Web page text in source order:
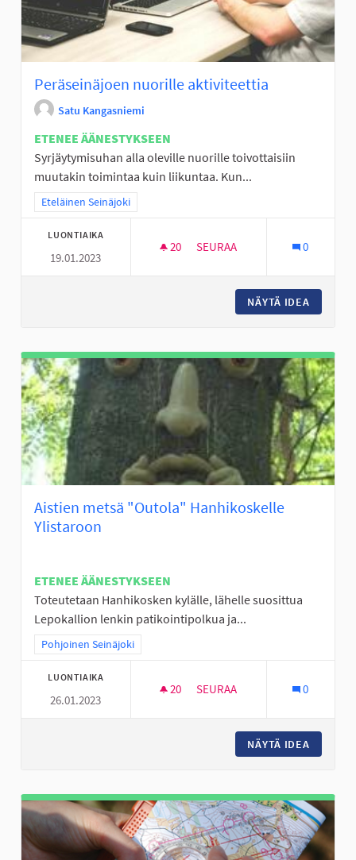
Peräseinäjoen nuorille aktiviteettia
Satu Kangasniemi
ETENEE ÄÄNESTYKSEEN
Syrjäytymisuhan alla oleville nuorille toivottaisiin
muutakin toimintaa kuin liikuntaa. Kun...
Rajaa tulokset teeman mukaan: Eteläinen Seinäjoki
Eteläinen Seinäjoki
LUONTIAIKA
19.01.2023
20 20 SEURAAJAA
SEURAA 0
NÄYTÄ IDEA
Aistien metsä "Outola" Hanhikoskelle
Ylistaroon
ETENEE ÄÄNESTYKSEEN
Toteutetaan Hanhikosken kylälle, lähelle suosittua
Lepokallion lenkin patikointipolkua ja...
Rajaa tulokset teeman mukaan: Pohjoinen Seinäjoki
Pohjoinen Seinäjoki
LUONTIAIKA
26.01.2023
20 20 SEURAAJAA
SEURAA 0
NÄYTÄ IDEA